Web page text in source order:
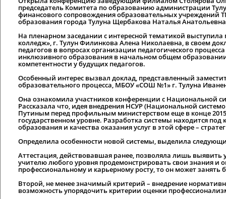
председатель Комитета по образованию администрации
финансового сопровождения образовательных учреждений
образования города Тулуна Щербакова Наталья
На пленарном заседании с интересной тематикой
колледж», г. Тулун Филинкова Алена Николаевна, в своем
педагогов в вопросах организации педагогического
инклюзивного образования в начальном общем
компетентности у будущих педагогов.
Особенный интерес вызвал доклад, представленный
образовательного процесса, МБОУ «СОШ №1» г. Тулуна
Она ознакомила участников конференции с Национальной
Рассказала что, идея внедрения НСУР (Национальной
Путиным перед профильным министерством еще в конце
государственном уровне. Разработка системы находится
образования и качества оказания услуг в этой сфере –
Определила особенности новой системы, выделила
Аттестация, действовавшая ранее, позволяла лишь
учителю любого уровня продемонстрировать свои знания и
профессиональному и карьерному росту, то он может
Второй, не менее значимый критерий – внедрение
возможность упорядочить критерии оценки